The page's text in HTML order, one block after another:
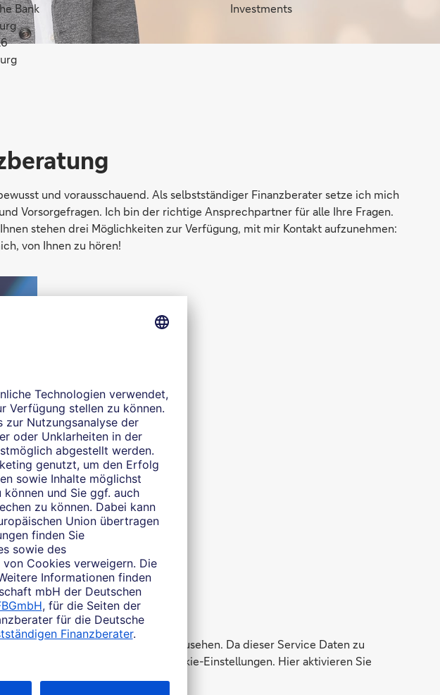
Bank
Investments
und vorausschauend. Als selbstständiger Finanzberater setze ich mich
Vorsorgefragen. Ich bin der richtige Ansprechpartner für alle Ihre Fragen.
stehen drei Möglichkeiten zur Verfügung, mit mir Kontakt aufzunehmen:
von Ihnen zu hören!
über mich
einsehen
Kundenbewertungen einzusehen. Da dieser Service Daten zu
Klick gelangen Sie zu den Cookie-Einstellungen. Hier aktivieren Sie